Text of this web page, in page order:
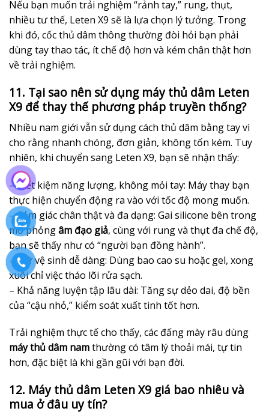
Nếu bạn muốn trải nghiệm “rảnh tay,” rung, thụt,
nhiều tư thế, Leten X9 sẽ là lựa chọn lý tưởng. Trong
khi đó, cốc thủ dâm thông thường đòi hỏi bạn phải
dùng tay thao tác, ít chế độ hơn và kém chân thật hơn
về trải nghiệm.
11. Tại sao nên sử dụng máy thủ dâm Leten
X9 để thay thế phương pháp truyền thống?
Nhiều nam giới vẫn sử dụng cách thủ dâm bằng tay vì
cho rằng nhanh chóng, đơn giản, không tốn kém. Tuy
nhiên, khi chuyển sang Leten X9, bạn sẽ nhận thấy:
– Tiết kiệm năng lượng, không mỏi tay: Máy thay bạn
thực hiện chuyển động ra vào với tốc độ mong muốn.
– Cảm giác chân thật và đa dạng: Gai silicone bên trong
mô phỏngâm đạo giả, cùng với rung và thụt đa chế độ,
bạn sẽ thấy như có “người bạn đồng hành”.
– Giữ vệ sinh dễ dàng: Dùng bao cao su hoặc gel, xong
xuôi chỉ việc tháo lõi rửa sạch.
– Khả năng luyện tập lâu dài: Tăng sự dẻo dai, độ bền
của “cậu nhỏ,” kiểm soát xuất tinh tốt hơn.
Trải nghiệm thực tế cho thấy, các đấng mày râu dùng
máy thủ dâm namthường có tâm lý thoải mái, tự tin
hơn, đặc biệt là khi gần gũi với bạn đời.
12. Máy thủ dâm Leten X9 giá bao nhiêu và
mua ở đâu uy tín?